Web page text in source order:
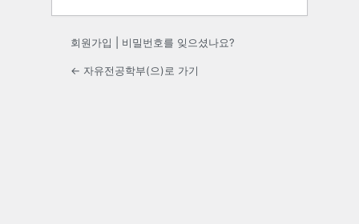
회원가입 비밀번호를 잊으셨나요?
← 자유전공학부(으)로 가기